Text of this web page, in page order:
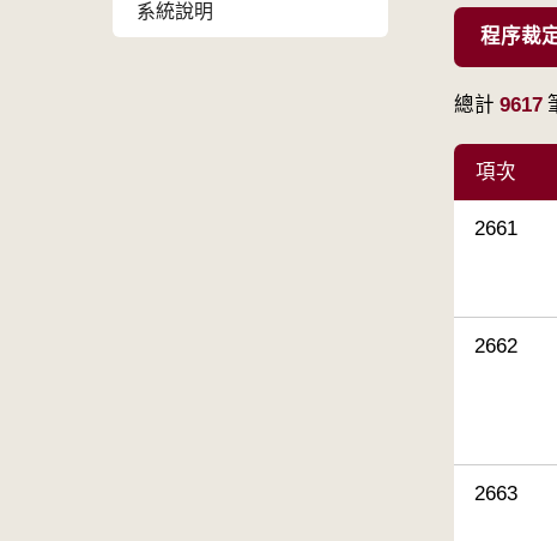
系統說明
程序裁
總計 9617
項次
2661
2662
2663